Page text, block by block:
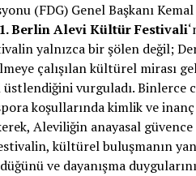
(FDG) Genel Başkanı
1. Berlin Alevi Kültür Festivali
yalnızca bir şölen değil;
çalışılan kültürel mirası
vurguladı. Binlerce
koşullarında kimlik ve inanç
Aleviliğin anayasal güvence
kültürel buluşmanın
ve dayanışma duygularını